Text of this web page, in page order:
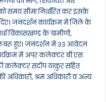
समय सीमा निर्धारित कर इसके
जनदर्शन कार्यक्रम में जिले के
विकासखण्ड के ग्रामीणों,
हुए। जनदर्शन में 33 आवेदन
में अपर कलेक्टर बी.एस.
कलेक्टर संदीप ठाकुर सहित
अधिकारी, श्रम अधिकारी व अन्य